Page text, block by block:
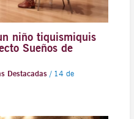
niño tiquismiquis
Sueños de
Destacadas/ 14 de